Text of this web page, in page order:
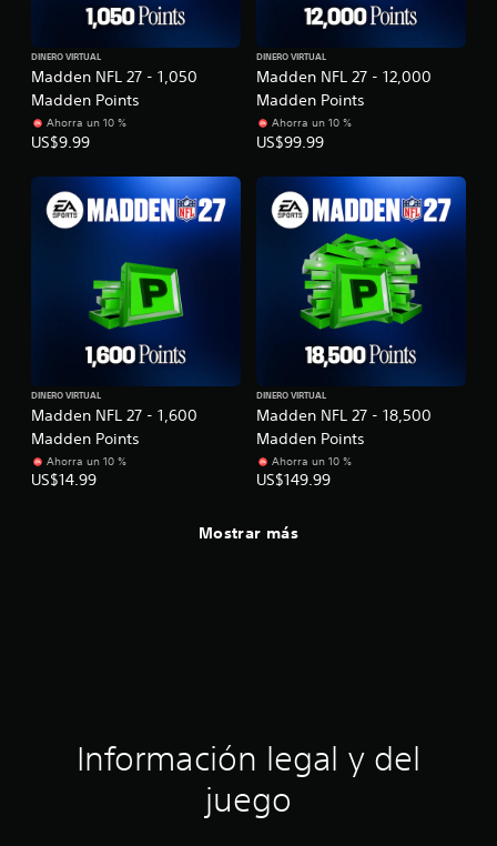
Madden NFL 27 - 1,050
Madden Points
DINERO VIRTUAL
Ahorra un 10 %
US$9.99
Madden NFL 27 - 12,000
Madden Points
DINERO VIRTUAL
Ahorra un 10 %
US$99.99
Madden NFL 27 - 1,600
Madden Points
DINERO VIRTUAL
Ahorra un 10 %
US$14.99
Madden NFL 27 - 18,500
Madden Points
DINERO VIRTUAL
Ahorra un 10 %
US$149.99
Mostrar más
Información legal y del
juego